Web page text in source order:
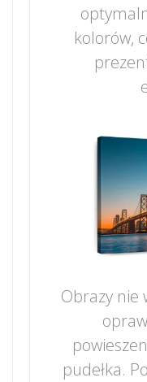
kolorów,
Obrazy nie
pudełka.